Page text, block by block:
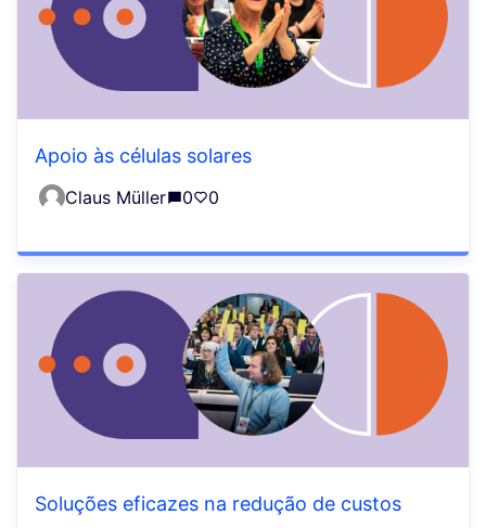
Apoio às células solares
Claus Müller 0 0
Soluções eficazes na redução de custos